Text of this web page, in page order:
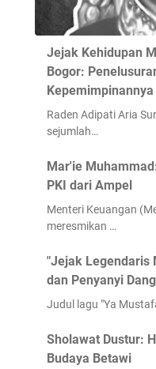
Jejak Kehidupan
Bogor:
Kepemimpinannya
Raden Adipati Aria
sejumlah…
Mar'ie
PKI dari Ampel
Menteri Keuangan
meresmikan …
"Jejak Legendaris
dan Penyanyi
Judul lagu "Ya
Sholawat Dustur:
Budaya Betawi